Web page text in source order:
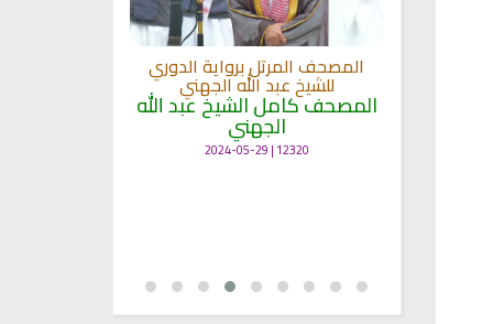
المصحف المرتل برواية الدوري
للشيخ عبد الله الجهني
المصحف كامل الشيخ عبد الله
الجهني
12320 | 2024-05-29